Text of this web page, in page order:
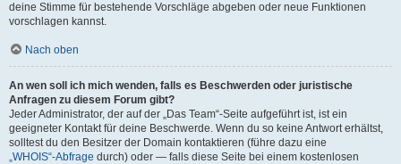
deine Stimme für bestehende Vorschläge abgeben oder neue Funktionen
vorschlagen kannst.
Nach oben
An wen soll ich mich wenden, falls es Beschwerden oder juristische
Anfragen zu diesem Forum gibt?
Jeder Administrator, der auf der „Das Team“-Seite aufgeführt ist, ist ein
geeigneter Kontakt für deine Beschwerde. Wenn du so keine Antwort erhältst,
solltest du den Besitzer der Domain kontaktieren (führe dazu eine
„WHOIS“-Abfrage durch) oder — falls diese Seite bei einem kostenlosen